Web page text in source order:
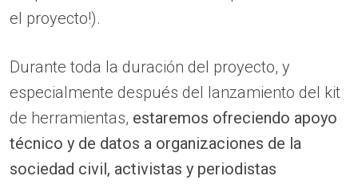
el proyecto!).
Durante toda la duración del proyecto, y
especialmente después del lanzamiento del kit
de herramientas, estaremos ofreciendo apoyo
técnico y de datos a organizaciones de la
sociedad civil, activistas y periodistas